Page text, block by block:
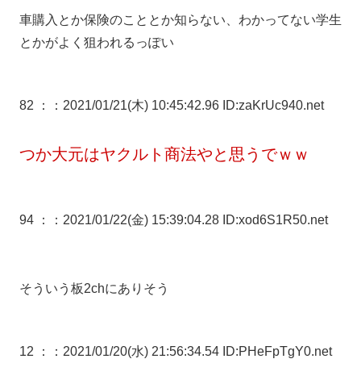
車購入とか保険のこととか知らない、わかってない学生
とかがよく狙われるっぽい
82 ： ：2021/01/21(木) 10:45:42.96 ID:zaKrUc940.net
つか大元はヤクルト商法やと思うでｗｗ
94 ： ：2021/01/22(金) 15:39:04.28 ID:xod6S1R50.net
そういう板2chにありそう
12 ： ：2021/01/20(水) 21:56:34.54 ID:PHeFpTgY0.net